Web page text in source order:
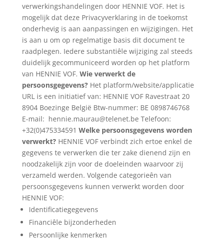
verwerkingshandelingen door HENNIE VOF. Het is
mogelijk dat deze Privacyverklaring in de toekomst
onderhevig is aan aanpassingen en wijzigingen. Het
is aan u om op regelmatige basis dit document te
raadplegen. Iedere substantiêle wijziging zal steeds
duidelijk gecommuniceerd worden op het platform
van HENNIE VOF. Wie verwerkt de
persoonsgegevens?Het platform/website/applicatie
URL is een initiatief van: HENNIE VOF Ravestraat 20
8904 Boezinge België Btw-nummer: BE 0898746768
E-mail: hennie.maurau@telenet.be Telefoon:
+32(0)475334591 Welke persoonsgegevens worden
verwerkt?HENNIE VOF verbindt zich ertoe enkel de
gegevens te verwerken die ter zake dienend zijn en
noodzakelijk zijn voor de doeleinden waarvoor zij
verzameld werden. Volgende categorieên van
persoonsgegevens kunnen verwerkt worden door
HENNIE VOF:
Identificatiegegevens
Financiêle bijzonderheden
Persoonlijke kenmerken